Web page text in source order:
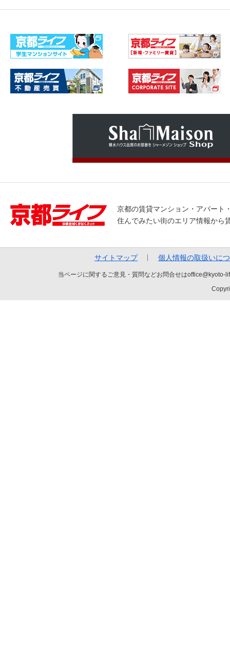
京都の賃貸マンション・アパート
住んでみたい街のエリア情報から
サイトマップ 個人情報の取扱いに
当ページに関するご意見・質問などお問合せは